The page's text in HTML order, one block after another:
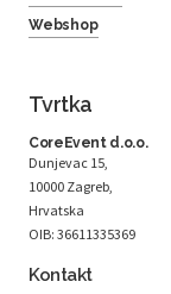
Webshop
Tvrtka
CoreEvent d.o.o.
Dunjevac 15,
10000 Zagreb,
Hrvatska
OIB: 36611335369
Kontakt